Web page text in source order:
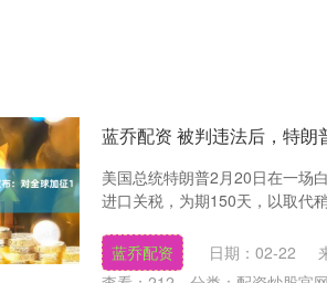
蓝乔配资 被判违法后，特
美国总统特朗普2月20日在一场
进口关税，为期150天，以取代
蓝乔配资 日期：02-22